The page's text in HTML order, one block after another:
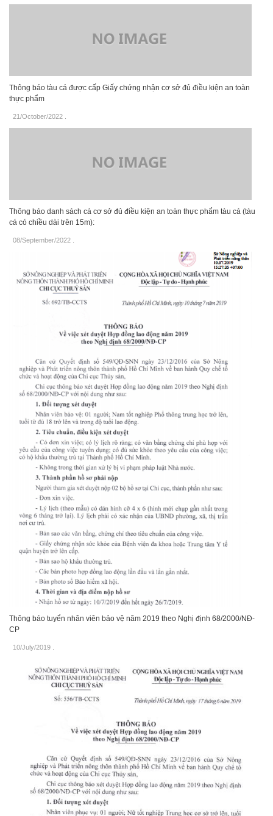
Thông báo tàu cá được cấp Giấy chứng nhận cơ sở đủ điều kiện an toàn
thực phẩm
21/October/2022
Thông báo danh sách cá cơ sở đủ điều kiện an toàn thực phẩm tàu cá (tàu
cá có chiều dài trên 15m):
08/September/2022
Thông báo tuyển nhân viên bảo vệ năm 2019 theo Nghị định 68/2000/NĐ-
CP
10/July/2019